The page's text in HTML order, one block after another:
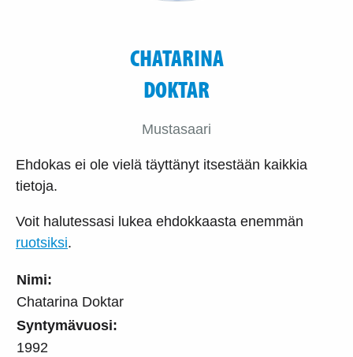
Nimi:
Chatarina Doktar
Syntymävuosi:
1992
CHATARINA
DOKTAR
Mustasaari
Ehdokas ei ole vielä täyttänyt itsestään kaikkia
tietoja.
Voit halutessasi lukea ehdokkaasta enemmän
ruotsiksi.